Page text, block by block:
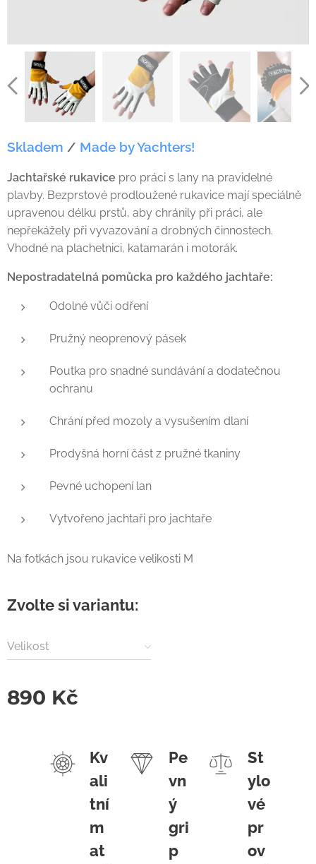
Skladem / Made by Yachters!
Jachtařské rukavice pro práci s lany na pravidelné
plavby. Bezprstové prodloužené rukavice mají speciálně
upravenou délku prstů, aby chránily při práci, ale
nepřekážely při vyvazování a drobných činnostech.
Vhodné na plachetnici, katamarán i motorák.
Nepostradatelná pomůcka pro každého jachtaře:
Odolné vůči odření
Pružný neoprenový pásek
Poutka pro snadné sundávání a dodatečnou
ochranu
Chrání před mozoly a vysušením dlaní
Prodyšná horní část z pružné tkaniny
Pevné uchopení lan
Vytvořeno jachtaři pro jachtaře
Na fotkách jsou rukavice velikosti M
Zvolte si variantu:
Velikost
890 Kč
Kv
ali
tní
m
at
Pe
vn
ý
gri
p
St
ylo
vé
pr
ov